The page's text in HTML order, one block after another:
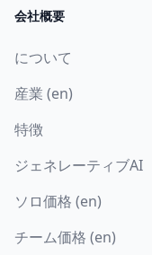
会社概要
について
産業 (en)
特徴
ジェネレーティブAI
ソロ価格 (en)
チーム価格 (en)